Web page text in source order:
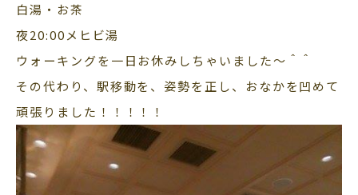
白湯・お茶
夜20:00メヒビ湯
ウォーキングを一日お休みしちゃいました～＾＾
その代わり、駅移動を、姿勢を正し、おなかを凹めて
頑張りました！！！！！